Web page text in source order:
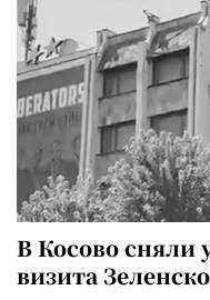
В Косово сняли
визита